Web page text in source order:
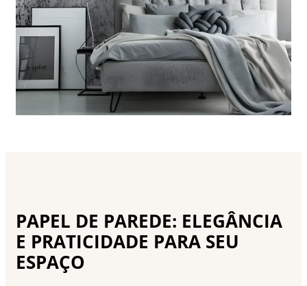
PAPEL DE PAREDE: ELEGÂNCIA
E PRATICIDADE PARA SEU
ESPAÇO